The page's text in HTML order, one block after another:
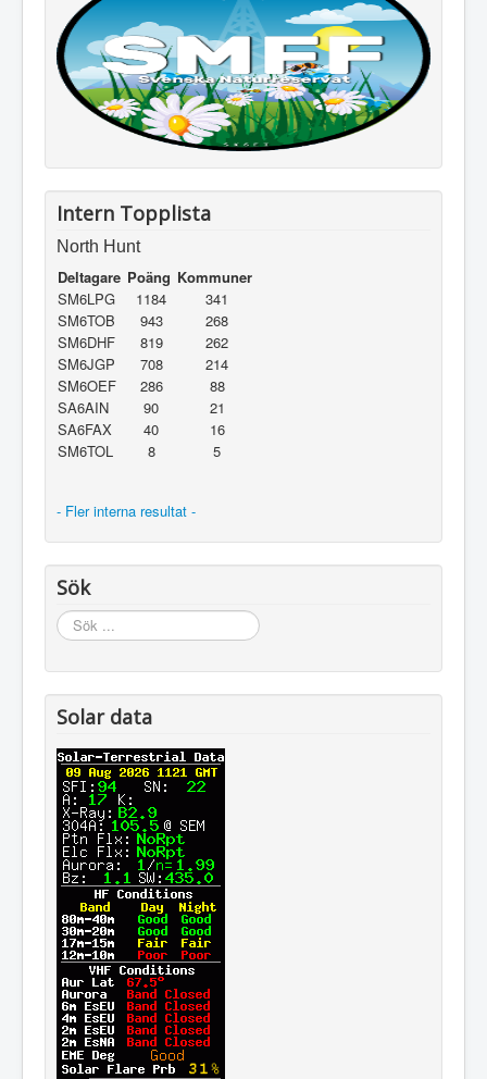
Intern Topplista
North Hunt
Deltagare Poäng Kommuner
SM6LPG
1184
341
SM6TOB
943
268
SM6DHF
819
262
SM6JGP
708
214
SM6OEF
286
88
SA6AIN
90
21
SA6FAX
40
16
SM6TOL
8 5
- Fler interna resultat -
Sök
Sök
...
Solar data